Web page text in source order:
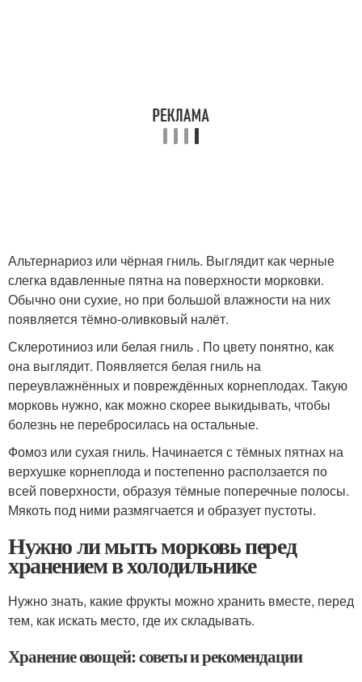
Альтернариоз или чёрная гниль. Выглядит как черные
слегка вдавленные пятна на поверхности морковки.
Обычно они сухие, но при большой влажности на них
появляется тёмно-оливковый налёт.
Склеротиниоз или белая гниль . По цвету понятно, как
она выглядит. Появляется белая гниль на
переувлажнённых и повреждённых корнеплодах. Такую
морковь нужно, как можно скорее выкидывать, чтобы
болезнь не перебросилась на остальные.
Фомоз или сухая гниль. Начинается с тёмных пятнах на
верхушке корнеплода и постепенно расползается по
всей поверхности, образуя тёмные поперечные полосы.
Мякоть под ними размягчается и образует пустоты.
Нужно ли мыть морковь перед
хранением в холодильнике
Нужно знать, какие фрукты можно хранить вместе, перед
тем, как искать место, где их складывать.
Хранение овощей: советы и рекомендации